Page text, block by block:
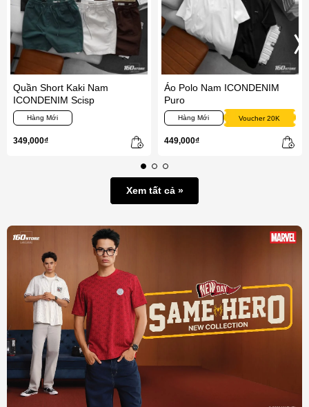
Quần Short Kaki Nam
ICONDENIM Scisp
Hàng Mới
349,000₫
Áo Polo Nam ICONDENIM
Puro
Hàng Mới Voucher 20K
449,000₫
Xem tất cả »